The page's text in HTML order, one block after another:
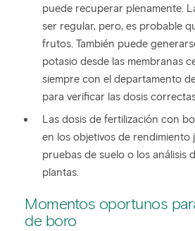
puede recuperar plenamente.
ser regular, pero, es probable
frutos. También puede
potasio desde las membranas
siempre con el departamento
para verificar las dosis
Las dosis de fertilización con
en los objetivos de rendimiento
pruebas de suelo o los análisis
plantas.
Momentos oportunos
de boro